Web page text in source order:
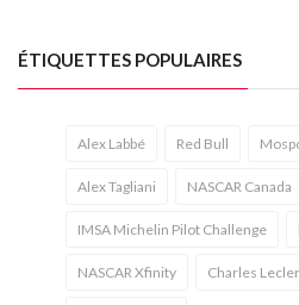
ÉTIQUETTES POPULAIRES
Alex Labbé Red Bull
Alex Tagliani NASCAR Canada
IMSA Michelin Pilot Challenge
NASCAR Xfinity Charles